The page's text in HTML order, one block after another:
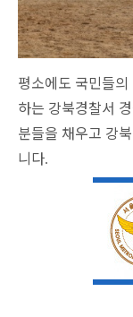
평소에도 국민들
하는 강북경찰서
분들을 채우고 강
니다.